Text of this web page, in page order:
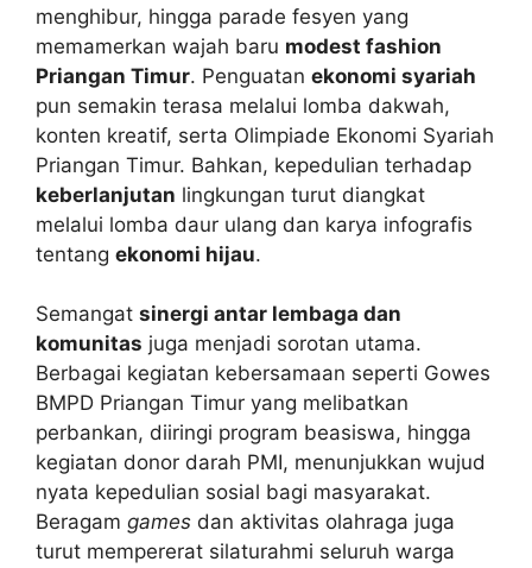
menghibur, hingga parade fesyen yang
memamerkan wajah baru modest fashion
Priangan Timur. Penguatan ekonomi syariah
pun semakin terasa melalui lomba dakwah,
konten kreatif, serta Olimpiade Ekonomi Syariah
Priangan Timur. Bahkan, kepedulian terhadap
keberlanjutan lingkungan turut diangkat
melalui lomba daur ulang dan karya infografis
tentang ekonomi hijau.
Semangat sinergi antar lembaga dan
komunitas juga menjadi sorotan utama.
Berbagai kegiatan kebersamaan seperti Gowes
BMPD Priangan Timur yang melibatkan
perbankan, diiringi program beasiswa, hingga
kegiatan donor darah PMI, menunjukkan wujud
nyata kepedulian sosial bagi masyarakat.
Beragam games dan aktivitas olahraga juga
turut mempererat silaturahmi seluruh warga